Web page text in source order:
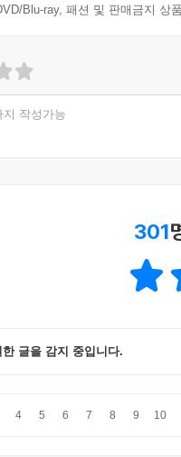
Blu-ray, 패션 및 판매금지 상
지 작성가능
301
한 글을 감지 중입니다.
4 5 6 7 8 9 10